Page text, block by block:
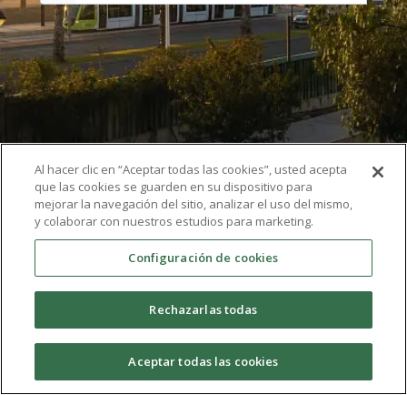
Al hacer clic en “Aceptar todas las cookies”, usted acepta
que las cookies se guarden en su dispositivo para
mejorar la navegación del sitio, analizar el uso del mismo,
y colaborar con nuestros estudios para marketing.
Configuración de cookies
Rechazarlas todas
Aceptar todas las cookies